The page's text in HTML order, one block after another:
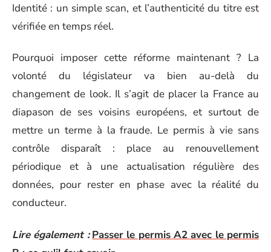
Identité : un simple scan, et l’authenticité du titre est
vérifiée en temps réel.
Pourquoi imposer cette réforme maintenant ? La
volonté du législateur va bien au-delà du
changement de look. Il s’agit de placer la France au
diapason de ses voisins européens, et surtout de
mettre un terme à la fraude. Le permis à vie sans
contrôle disparaît : place au renouvellement
périodique et à une actualisation régulière des
données, pour rester en phase avec la réalité du
conducteur.
Lire également : Passer le permis A2 avec le permis